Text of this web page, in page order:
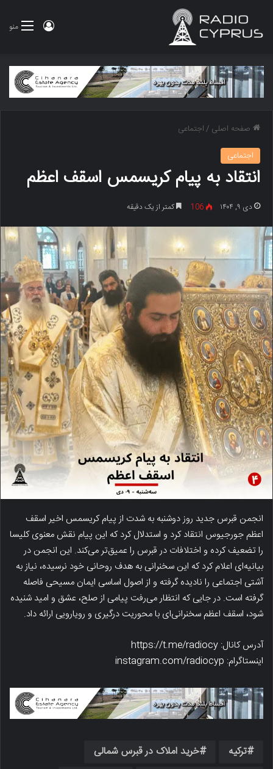
منو ورود
صفحه اصلی /اجتماعی
اجتماعی
انتقاد به پیام کریسمس اسقف اعظم
دی ۹, ۱۴۰۴ 106 کمتر از یک دقیقه
انجمن قبرس جدید روز دوشنبه به شدت از پیام کریسمس اخیر اسقف
اعظم جورجیوس انتقاد کرد و استدلال کرد که این پیام نقش معنوی کلیسا
را ​​تضعیف کرده و اختلافات در قبرس را عمیق‌تر می‌کند. این انجمن در
بیانیه‌ای اعلام کرد که این سخنرانی به هدف روحانی خود نرسیده، نیاز به
آشتی اجتماعی را نادیده گرفته و از اصول اساسی ایمان مسیحی فاصله
گرفته است. در جایی که انتظار می‌رفت پیامی از صلح، عشق و امید شنیده
شود، اسقف اعظم سخنرانی‌ای با محوریت درگیری و رویارویی ارائه داد.
آدرس کانال: https://t.me/radiocy
اینستاگرام: instagram.com/radiocyp
ترکیه
خرید املاک در قبرس شمالی